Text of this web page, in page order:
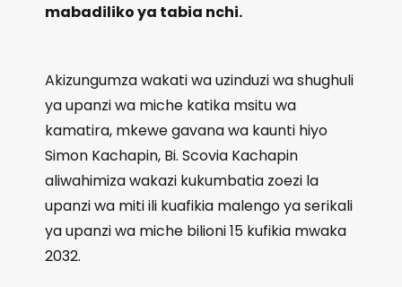
mabadiliko ya tabia nchi.
Akizungumza wakati wa uzinduzi wa shughuli
ya upanzi wa miche katika msitu wa
kamatira, mkewe gavana wa kaunti hiyo
Simon Kachapin, Bi. Scovia Kachapin
aliwahimiza wakazi kukumbatia zoezi la
upanzi wa miti ili kuafikia malengo ya serikali
ya upanzi wa miche bilioni 15 kufikia mwaka
2032.